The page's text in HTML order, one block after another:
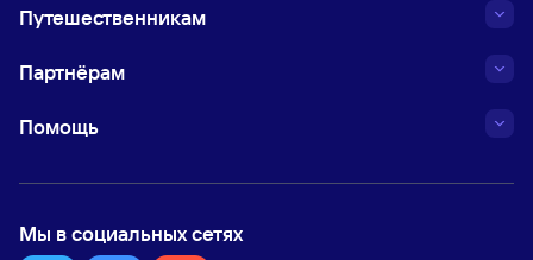
Путешественникам
Партнёрам
Помощь
Мы в социальных сетях